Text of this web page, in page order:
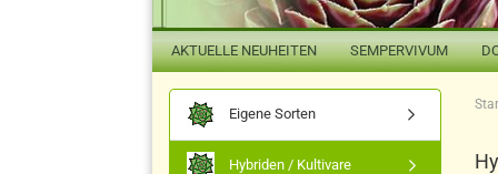
AKTUELLE NEUHEITEN SEMPERVIVUM
Eigene Sorten
Hybriden / Kultivare